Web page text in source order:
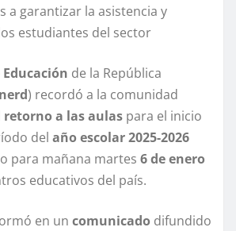
a garantizar la asistencia y
estudiantes del sector
de la República
) recordó a la comunidad
retorno a las aulas para el inicio
del año escolar 2025-2026
para mañana martes 6 de enero
educativos del país.
en un comunicado difundido